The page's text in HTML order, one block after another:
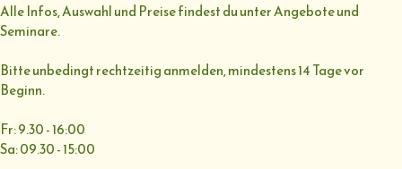
Alle Infos, Auswahl und Preise findest du unter Angebote und
Seminare.
Bitte unbedingt rechtzeitig anmelden, mindestens 14 Tage vor
Beginn.
Fr: 9.30 - 16:00
Sa: 09.30 - 15:00